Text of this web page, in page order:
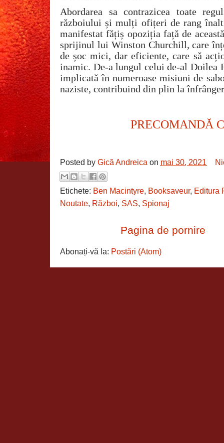
Abordarea sa contrazicea toate
războiului și mulți ofițeri de rang
manifestat fățiș opoziția față de
sprijinul lui Winston Churchill, care
de șoc mici, dar eficiente, care să
inamic. De-a lungul celui de-al Doilea
implicată în numeroase misiuni de
naziste, contribuind din plin la
PRECOMANDĂ
Posted by Gică Andreica on mai 30, 2021
Etichete: Ben Macintyre, Booksaveur, Editura
Noutate, Război, SAS, Spionaj
Pagina de pornire
Abonați-vă la: Postări (Atom)